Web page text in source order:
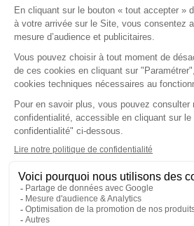
A propos
Notre société
Nos agréments
Nos partenaires
Le logiciel
Contact
Test gratuit
©2026Dr Santé • Tous droits réservés •